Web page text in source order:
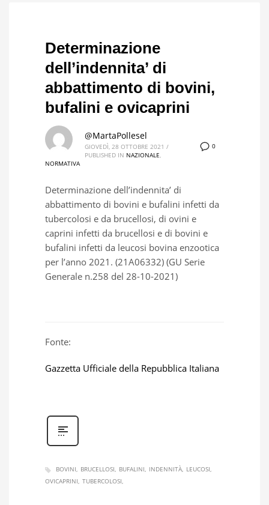
Determinazione
dell’indennita’ di
abbattimento di bovini,
bufalini e ovicaprini
0
@MartaPollesel
GIOVEDÌ, 28 OTTOBRE 2021 /
PUBLISHED IN NAZIONALE,
NORMATIVA
Determinazione dell’indennita’ di
abbattimento di bovini e bufalini infetti da
tubercolosi e da brucellosi, di ovini e
caprini infetti da brucellosi e di bovini e
bufalini infetti da leucosi bovina enzootica
per l’anno 2021. (21A06332) (GU Serie
Generale n.258 del 28-10-2021)
Fonte:
Gazzetta Ufficiale della Repubblica Italiana
BOVINI BRUCELLOSI BUFALINI INDENNITÀ LEUCOSI
OVICAPRINI TUBERCOLOSI